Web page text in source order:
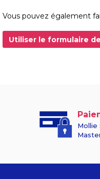
Vous pouvez également
Utiliser le formulaire
Mollie